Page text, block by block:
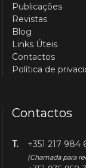
Publicações
Revistas
Blog
Links Úteis
Contactos
Política de
Contactos
T. +351 217 984
(Chamada para